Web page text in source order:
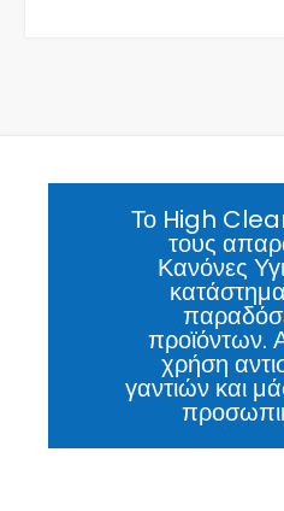
Το High
τους
Κανόνες
κατάστημα
προϊόντων.
χρήση
γαντιών και